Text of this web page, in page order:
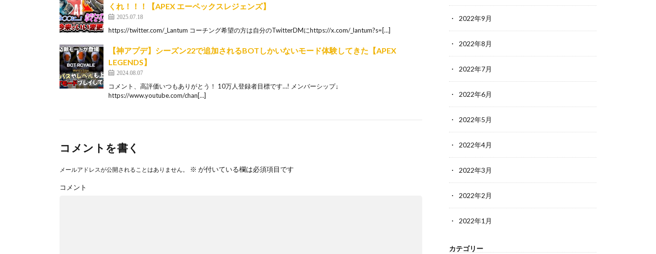
くれ！！！【APEX エーペックスレジェンズ】
2025.07.18
https://twitter.com/_Lantum コーチング希望の方は自分のTwitterDMにhttps://x.com/_lantum?s=[…]
【神アプデ】シーズン22で追加されるBOTしかいないモード体験してきた【APEX
LEGENDS】
2024.08.07
コメント、高評価いつもありがとう！ 10万人登録者目標です…! メンバーシップ↓
https://www.youtube.com/chan[…]
コメントを書く
メールアドレスが公開されることはありません。 ※ が付いている欄は必須項目です
コメント
2022年9月
2022年8月
2022年7月
2022年6月
2022年5月
2022年4月
2022年3月
2022年2月
2022年1月
カテゴリー